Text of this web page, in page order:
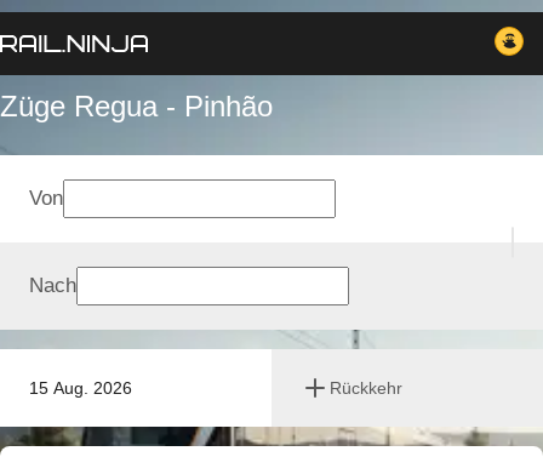
Züge Regua - Pinhão
15 Aug. 2026 Rückkehr
Von
Nach